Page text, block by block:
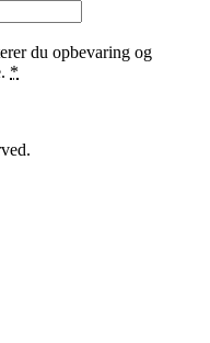
du opbevaring og
*